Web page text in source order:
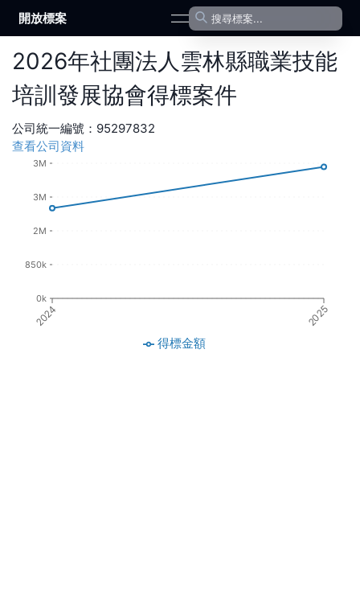
開放標案 open navigation menu
2026年社團法人雲林縣職業技能
培訓發展協會得標案件
公司統一編號： 95297832
查看公司資料
2024 2025
0k
850k
2M
3M
3M
得標金額